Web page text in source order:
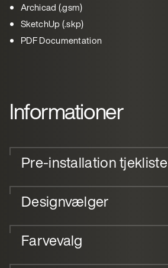
Archicad (.gsm)
SketchUp (.skp)
PDF Documentation
Informationer
Pre-installation tjekliste
Designvælger
Farvevalg